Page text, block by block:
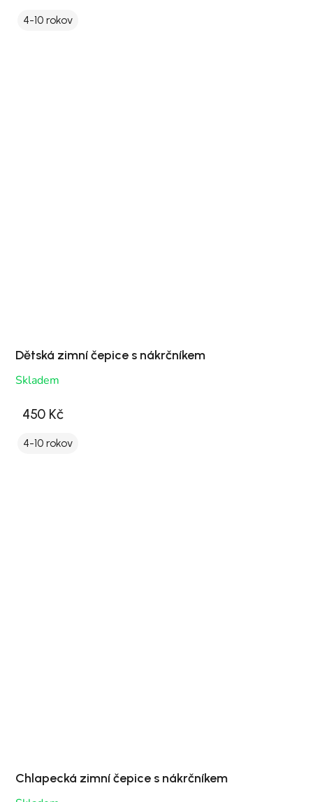
4-10 rokov
Dětská zimní čepice s nákrčníkem
Skladem
450 Kč
4-10 rokov
Chlapecká zimní čepice s nákrčníkem